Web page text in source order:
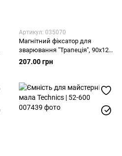
Артикул: 035070
Магнітний фіксатор для
зварювання "Трапеція", 90х120
мм, кути 30°, 45°,60°, 75°, 90°,
135° Technics Master | 12-164
207.00 грн